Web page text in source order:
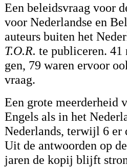
Een beleidsvraag voor
voor Nederlandse en
auteurs buiten het
T.O.R. te publiceren. 41
gen, 79 waren ervoor
vraag.
Een grote meerderheid
Engels als in het
Nederlands, terwijl 6 er
Uit de antwoorden op
jaren de kopij blijft